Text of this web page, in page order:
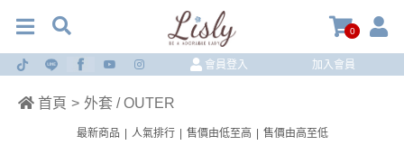
0
會員登入 加入會員
首頁 > 外套 / OUTER
最新商品 人氣排行 售價由低至高 售價由高至低